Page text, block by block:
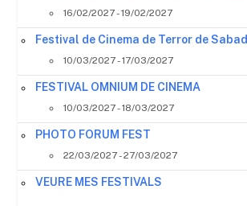
16/02/2027 - 19/02/2027
Festival de Cinema de Terror de
10/03/2027 - 17/03/2027
FESTIVAL OMNIUM DE CINEMA
10/03/2027 - 18/03/2027
PHOTO FORUM FEST
22/03/2027 - 27/03/2027
VEURE MES FESTIVALS